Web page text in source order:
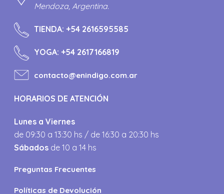
Mendoza, Argentina.
TIENDA:+54 2616595585
YOGA:+54 2617166819
contacto@enindigo.com.ar
HORARIOS DE ATENCIÓN
Lunes a Viernes
de 09:30 a 13:30 hs / de 16:30 a 20:30 hs
Sábados de 10 a 14 hs
Preguntas Frecuentes
Políticas de Devolución